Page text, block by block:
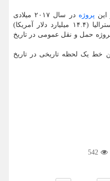
پروژه
در سال ۲۰۱۷ میلادی
شروع شد و ۲۱.۶ میلیارد دلار استرالیا (۱۴.۴ میلیارد دلار آمریکا)
حمل و نقل عمومی در تاریخ
خط یک لحظه تاریخی در تاریخ
542